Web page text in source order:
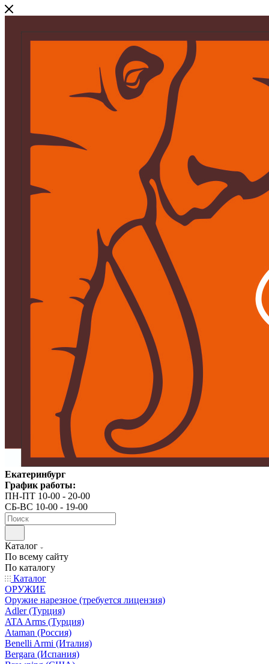
Екатеринбург
График работы:
ПН-ПТ 10-00 - 20-00
СБ-ВС 10-00 - 19-00
Каталог
По всему сайту
По каталогу
Каталог
ОРУЖИЕ
Оружие нарезное (требуется лицензия)
Adler (Турция)
ATA Arms (Турция)
Ataman (Россия)
Benelli Armi (Италия)
Bergara (Испания)